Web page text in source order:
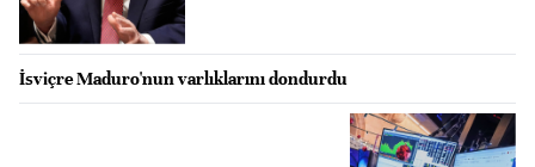
İsviçre Maduro'nun varlıklarını dondurdu